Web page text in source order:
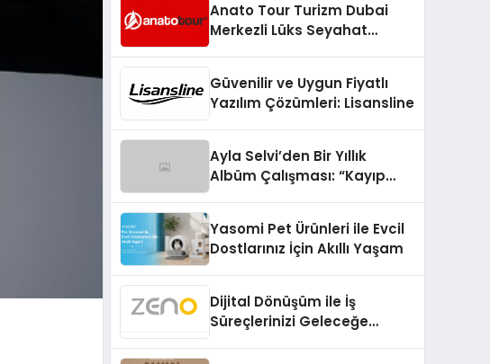
Anato Tour Turizm Dubai
Merkezli Lüks Seyahat
Güvenilir ve Uygun Fiyatlı
Yazılım Çözümleri: Lisansline
Ayla Selvi’den Bir Yıllık
Albüm Çalışması: “Kayıp
Yasomi Pet Ürünleri ile Evcil
Dostlarınız İçin Akıllı Yaşam
Dijital Dönüşüm ile İş
Süreçlerinizi Geleceğe